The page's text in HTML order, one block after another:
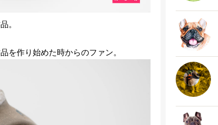
。
を作り始めた時からのファン。